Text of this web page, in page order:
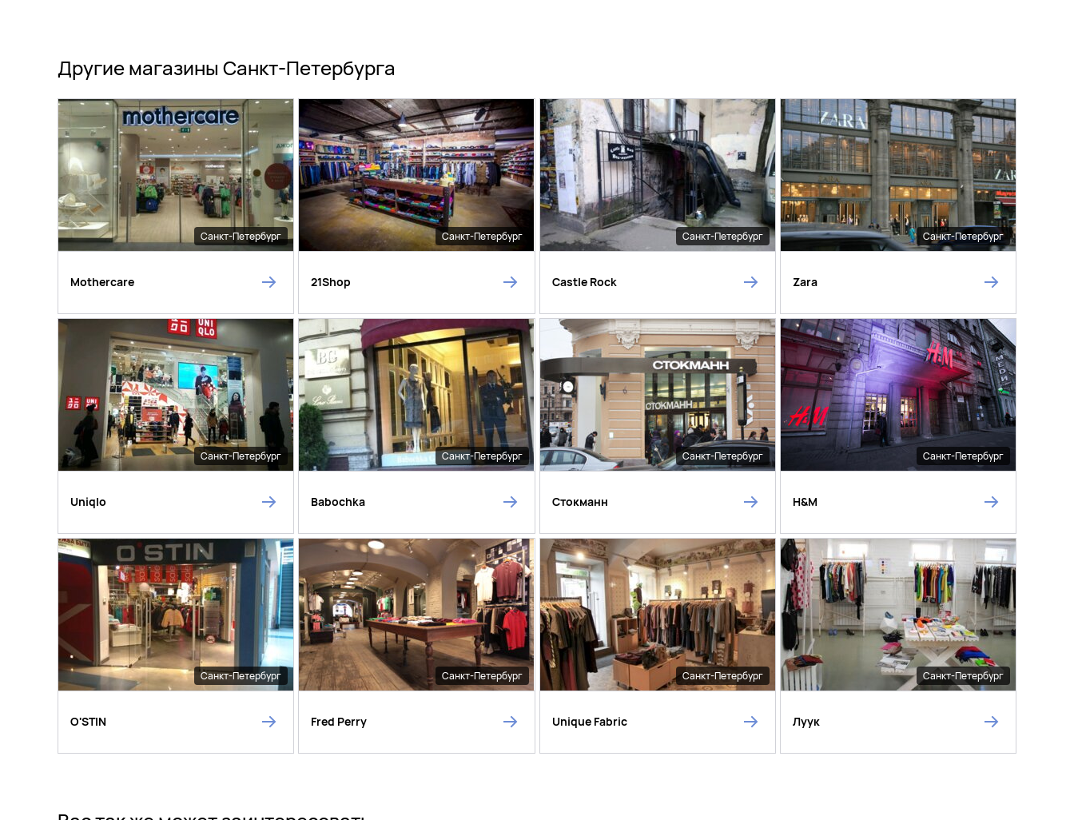
Другие магазины Санкт-Петербурга
Санкт-Петербург
Mothercare
Санкт-Петербург
21Shop
Санкт-Петербург
Castle Rock
Санкт-Петербург
Zara
Санкт-Петербург
Uniqlo
Санкт-Петербург
Babochka
Санкт-Петербург
Стокманн
Санкт-Петербург
H&M
Санкт-Петербург
O'STIN
Санкт-Петербург
Fred Perry
Санкт-Петербург
Unique Fabric
Санкт-Петербург
Луук